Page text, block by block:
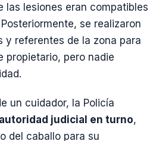
las lesiones eran compatibles
Posteriormente, se realizaron
y referentes de la zona para
propietario, pero nadie
un cuidador, la Policía
autoridad judicial en turno,
del caballo para su